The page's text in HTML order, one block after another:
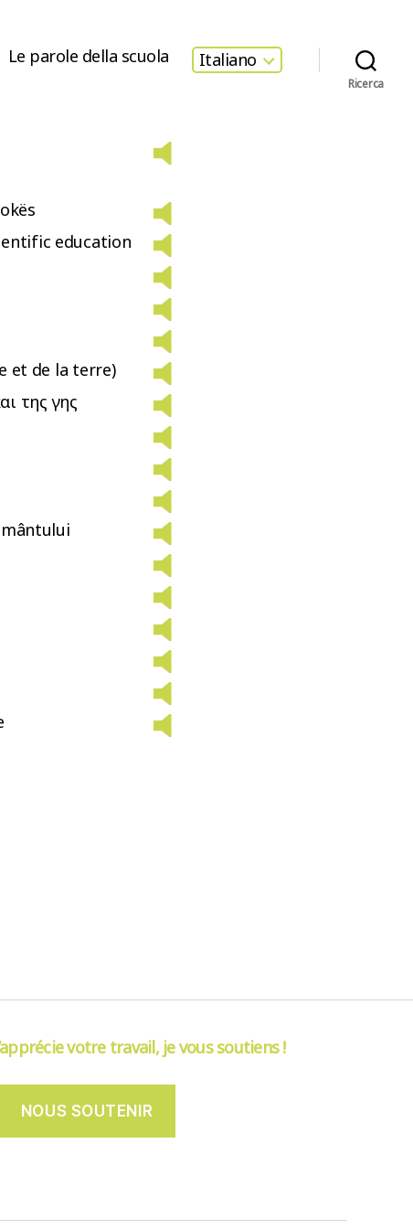
Le parole della scuola Italiano
Ricerca
education
et de la terre)
της γης
votre travail, je vous soutiens !
NOUS SOUTENIR